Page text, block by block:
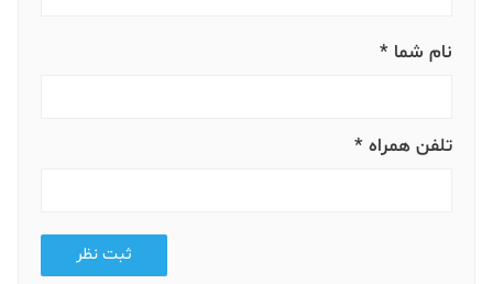
نام شما *
تلفن همراه *
ثبت نظر